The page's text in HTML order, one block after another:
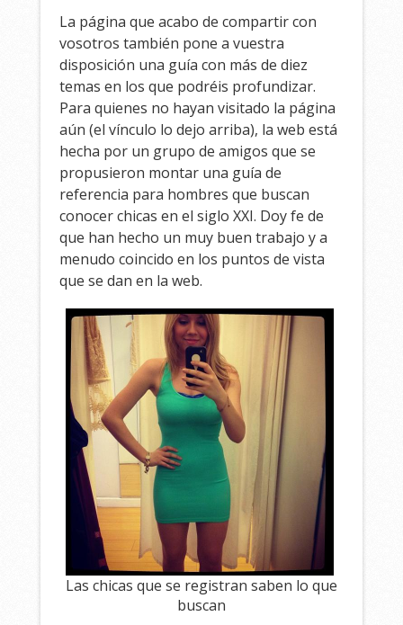
La página que acabo de compartir con
vosotros también pone a vuestra
disposición una guía con más de diez
temas en los que podréis profundizar.
Para quienes no hayan visitado la página
aún (el vínculo lo dejo arriba), la web está
hecha por un grupo de amigos que se
propusieron montar una guía de
referencia para hombres que buscan
conocer chicas en el siglo XXI. Doy fe de
que han hecho un muy buen trabajo y a
menudo coincido en los puntos de vista
que se dan en la web.
Las chicas que se registran saben lo que
buscan